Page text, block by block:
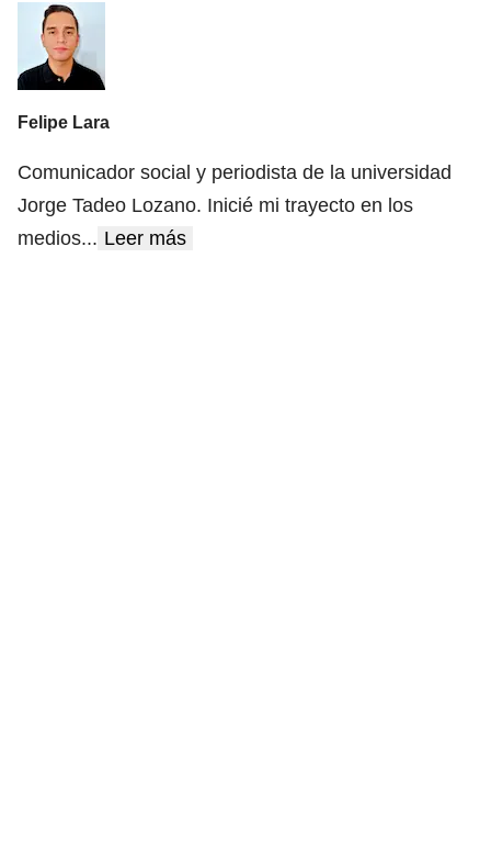
Felipe Lara
Comunicador social y periodista de la universidad
Jorge Tadeo Lozano. Inicié mi trayecto en los
medios... Leer más